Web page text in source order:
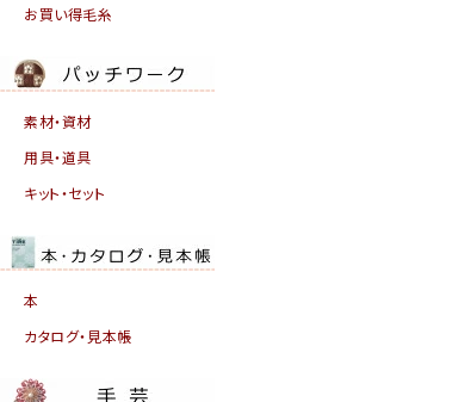
お買い得毛糸
素材・資材
用具・道具
キット・セット
本
カタログ・見本帳